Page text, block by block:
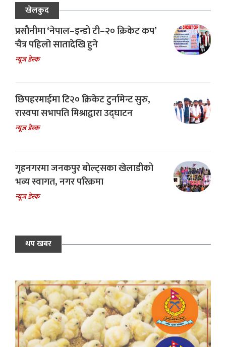
खेलकुद
प्रसौनीमा ‘नेपाल–इन्डो टी–२० क्रिकेट कप’
चैत्र पहिलो सातादेखि हुने
न्यूज डेस्क
छिपहरमाईमा टि२० क्रिकेट टुर्नामेन्ट सुरु,
रास्वपा सभापति मिश्राद्वारा उद्घाटन
न्यूज डेस्क
गृहनगरमा जनकपुर बोल्ट्सका खेलाडीको
भव्य स्वागत, नगर परिक्रमा
न्यूज डेस्क
थप खबर